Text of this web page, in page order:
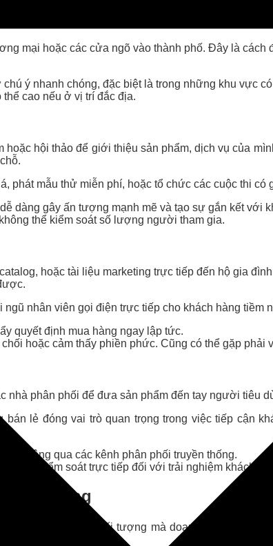
dàng nhận diện và nhìn thấy từ xa, thường được
mại hoặc các cửa ngõ vào thành phố. Đây là
ý nhanh chóng, đặc biệt là trong những khu vực
cao nếu ở vị trí đắc địa.
hoặc hội thảo để giới thiệu sản phẩm, dịch vụ của
phát mẫu thử miễn phí, hoặc tổ chức các cuộc thi có
dàng gây ấn tượng mạnh mẽ và tạo sự gắn kết với
thể kiểm soát số lượng người tham gia.
hoặc tài liệu marketing trực tiếp đến hộ gia
nhân viên gọi điện trực tiếp cho khách hàng tiềm
quyết định mua hàng ngay lập tức.
hoặc cảm thấy phiền phức. Cũng có thể gặp phải
nhà phân phối để đưa sản phẩm đến tay người tiêu
lẻ đóng vai trò quan trọng trong việc tiếp cận
thông qua các kênh phân phối truyền thống.
mất kiểm soát trực tiếp đối với trải nghiệm khách
Thống
vào mục tiêu và đối tượng mà doanh nghiệp